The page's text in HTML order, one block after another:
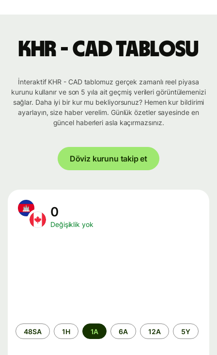
KHR - CAD tablosu
İnteraktif KHR - CAD tablomuz gerçek zamanlı reel piyasa
kurunu kullanır ve son 5 yıla ait geçmiş verileri görüntülemenizi
sağlar. Daha iyi bir kur mu bekliyorsunuz? Hemen kur bildirimi
ayarlayın, size haber verelim. Günlük özetler sayesinde en
güncel haberleri asla kaçırmazsınız.
Döviz kurunu takip et
0
Değişiklik yok
Zaman
aralığı
48SA 1H 1A 6A 12A 5Y